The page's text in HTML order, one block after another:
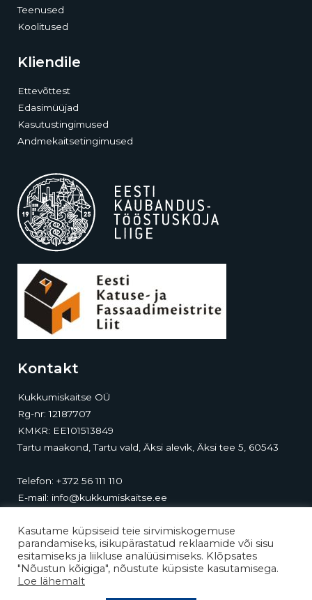
Teenused
Koolitused
Kliendile
Ettevõttest
Edasimüüjad
Kasutustingimused
Andmekaitsetingimused
Kontakt
Kukkumiskaitse OÜ
Rg-nr: 12187707
KMKR: EE101513849
Tartu maakond, Tartu vald, Äksi alevik, Äksi tee 5, 60543
Telefon: +372 56 111 110
E-mail: info@kukkumiskaitse.ee
Kasutame küpsiseid teie sirvimiskogemuse
parandamiseks, isikupärastatud reklaamide või sisu
esitamiseks ja liikluse analüüsimiseks. Klõpsates
"Nõustun kõigiga", nõustute küpsiste kasutamisega.
Loe lähemalt